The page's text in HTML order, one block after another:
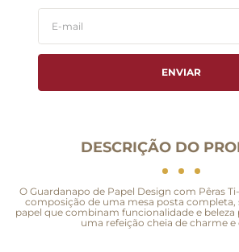
ENVIAR
DESCRIÇÃO DO
O Guardanapo de Papel Design com Pêras
composição de uma mesa posta completa,
papel que combinam funcionalidade e beleza
uma refeição cheia de charme e